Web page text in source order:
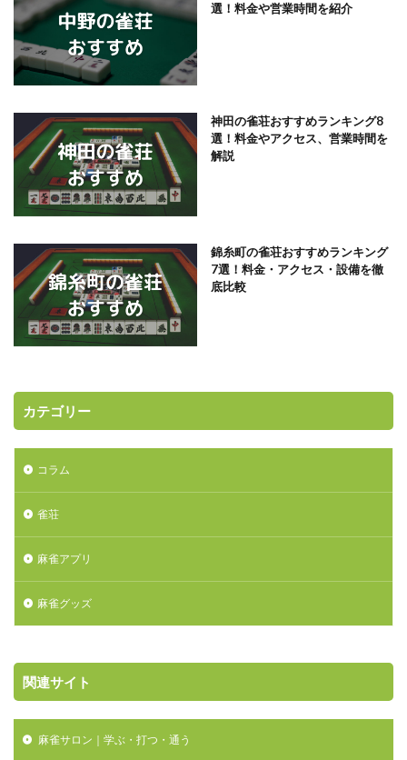
選！料金や営業時間を紹介
神田の雀荘おすすめランキング8
選！料金やアクセス、営業時間を
解説
錦糸町の雀荘おすすめランキング
7選！料金・アクセス・設備を徹
底比較
カテゴリー
コラム
雀荘
麻雀アプリ
麻雀グッズ
関連サイト
 麻雀サロン｜学ぶ・打つ・通う